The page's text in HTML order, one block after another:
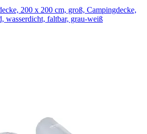
200 x 200 cm, groß, Campingdecke,
wasserdicht, faltbar, grau-weiß